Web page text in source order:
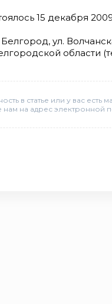
15 декабря
ул.
области
в статье или у вас есть
нам на адрес электронной